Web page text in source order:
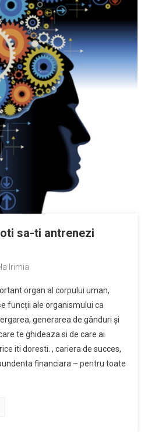
sa-ti antrenezi
Irimia
organ al corpului uman,
funcții ale organismului ca
generarea de gânduri și
te ghideaza si de care ai
iti doresti. , cariera de succes,
financiara – pentru toate